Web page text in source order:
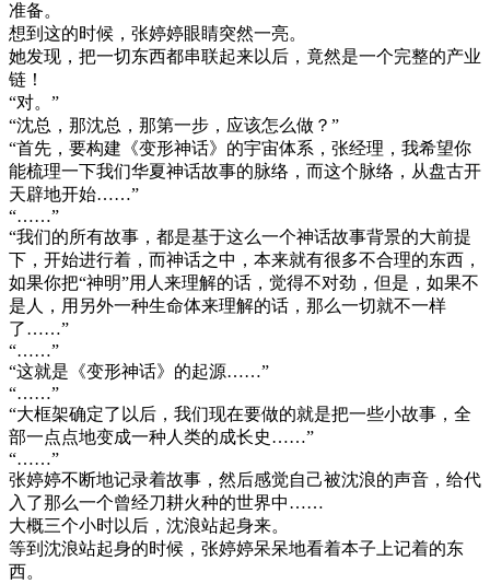
准备。
想到这的时候，张婷婷眼睛突然一亮。
她发现，把一切东西都串联起来以后，竟然是一个完整的产业
链！
“对。”
“沈总，那沈总，那第一步，应该怎么做？”
“首先，要构建《变形神话》的宇宙体系，张经理，我希望你
能梳理一下我们华夏神话故事的脉络，而这个脉络，从盘古开
天辟地开始……”
“……”
“我们的所有故事，都是基于这么一个神话故事背景的大前提
下，开始进行着，而神话之中，本来就有很多不合理的东西，
如果你把“神明”用人来理解的话，觉得不对劲，但是，如果不
是人，用另外一种生命体来理解的话，那么一切就不一样
了……”
“……”
“这就是《变形神话》的起源……”
“……”
“大框架确定了以后，我们现在要做的就是把一些小故事，全
部一点点地变成一种人类的成长史……”
“……”
张婷婷不断地记录着故事，然后感觉自己被沈浪的声音，给代
入了那么一个曾经刀耕火种的世界中……
大概三个小时以后，沈浪站起身来。
等到沈浪站起身的时候，张婷婷呆呆地看着本子上记着的东
西。